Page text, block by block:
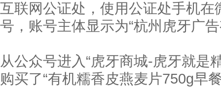
互联网公证处，使用公证处手机在
号，账号主体显示为“杭州虎牙广
从公众号进入“虎牙商城-虎牙就是
购买了“有机糯香皮燕麦片750g早